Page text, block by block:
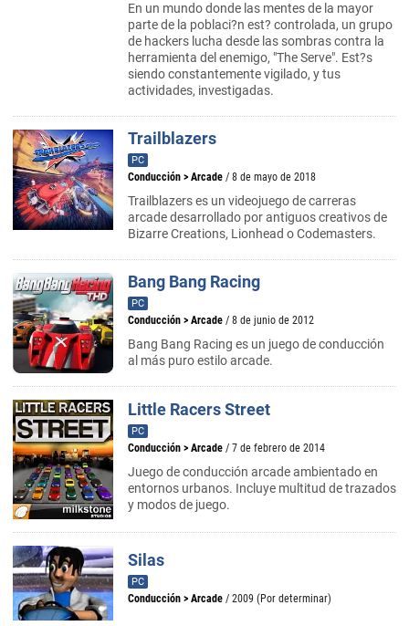
En un mundo donde las mentes de la mayor
parte de la poblaci?n est? controlada, un grupo
de hackers lucha desde las sombras contra la
herramienta del enemigo, "The Serve". Est?s
siendo constantemente vigilado, y tus
actividades, investigadas.
Trailblazers
PC
Conducción > Arcade / 8 de mayo de 2018
Trailblazers es un videojuego de carreras
arcade desarrollado por antiguos creativos de
Bizarre Creations, Lionhead o Codemasters.
Bang Bang Racing
PC
Conducción > Arcade / 8 de junio de 2012
Bang Bang Racing es un juego de conducción
al más puro estilo arcade.
Little Racers Street
PC
Conducción > Arcade / 7 de febrero de 2014
Juego de conducción arcade ambientado en
entornos urbanos. Incluye multitud de trazados
y modos de juego.
Silas
PC
Conducción > Arcade / 2009 (Por determinar)